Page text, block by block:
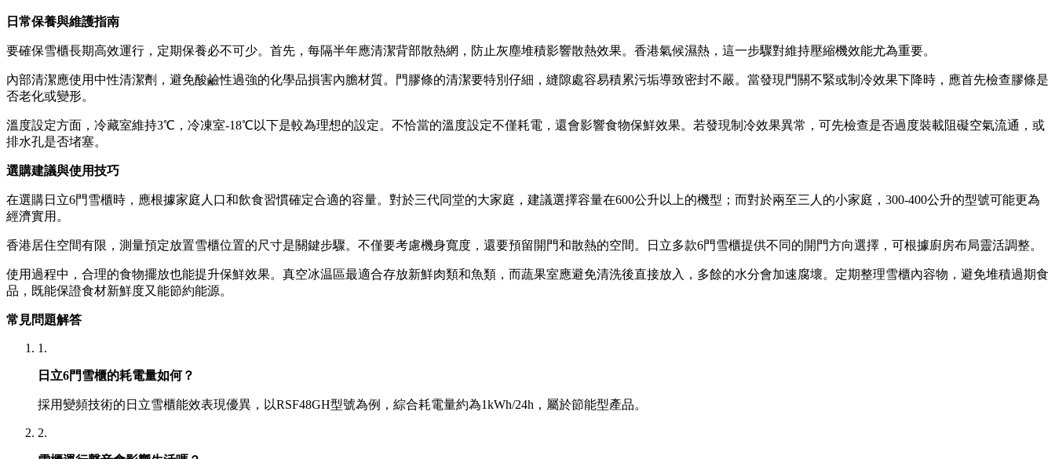
日常保養與維護指南
要確保雪櫃長期高效運行，定期保養必不可少。首先，每隔半年應清潔背部散熱網，防止灰塵堆積影響散熱效果。香港氣候濕熱，這一步驟對維持壓縮機效能尤為重要。
內部清潔應使用中性清潔劑，避免酸鹼性過強的化學品損害內膽材質。門膠條的清潔要特別仔細，縫隙處容易積累污垢導致密封不嚴。當發現門關不緊或制冷效果下降時，應首先檢查膠條是
否老化或變形。
溫度設定方面，冷藏室維持3℃，冷凍室-18℃以下是較為理想的設定。不恰當的溫度設定不僅耗電，還會影響食物保鮮效果。若發現制冷效果異常，可先檢查是否過度裝載阻礙空氣流通，或
排水孔是否堵塞。
選購建議與使用技巧
在選購日立6門雪櫃時，應根據家庭人口和飲食習慣確定合適的容量。對於三代同堂的大家庭，建議選擇容量在600公升以上的機型；而對於兩至三人的小家庭，300-400公升的型號可能更為
經濟實用。
香港居住空間有限，測量預定放置雪櫃位置的尺寸是關鍵步驟。不僅要考慮機身寬度，還要預留開門和散熱的空間。日立多款6門雪櫃提供不同的開門方向選擇，可根據廚房布局靈活調整。
使用過程中，合理的食物擺放也能提升保鮮效果。真空冰温區最適合存放新鮮肉類和魚類，而蔬果室應避免清洗後直接放入，多餘的水分會加速腐壞。定期整理雪櫃內容物，避免堆積過期食
品，既能保證食材新鮮度又能節約能源。
常見問題解答
1.
日立6門雪櫃的耗電量如何？
採用變頻技術的日立雪櫃能效表現優異，以RSF48GH型號為例，綜合耗電量約為1kWh/24h，屬於節能型產品。
2.